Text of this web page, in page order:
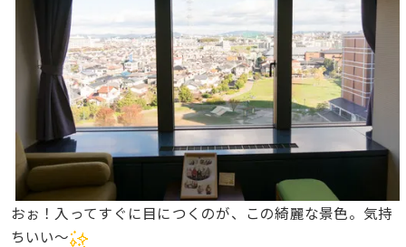
おぉ！入ってすぐに目につくのが、この綺麗な景色。気持
ちいい〜